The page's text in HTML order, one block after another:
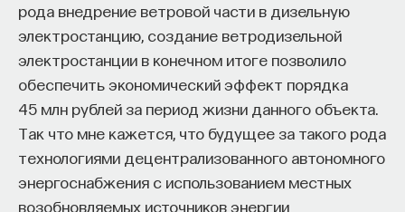
рода внедрение ветровой части в дизельную
электростанцию, создание ветродизельной
электростанции в конечном итоге позволило
обеспечить экономический эффект порядка
45 млн рублей за период жизни данного объекта.
Так что мне кажется, что будущее за такого рода
технологиями децентрализованного автономного
энергоснабжения с использованием местных
возобновляемых источников энергии